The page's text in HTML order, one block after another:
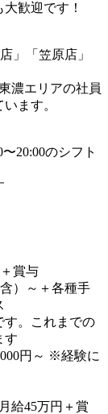
歓迎です！
」「笠原店」
濃エリアの社員
ます。
20:00のシフト
賞与
）～＋各種手
。これまでの
す
円～ ※経験に
給45万円＋賞